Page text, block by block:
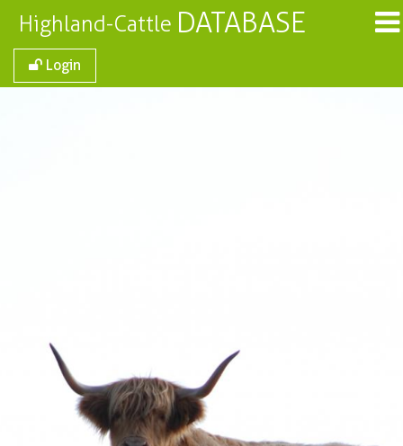
Highland-Cattle DATABASE
Login